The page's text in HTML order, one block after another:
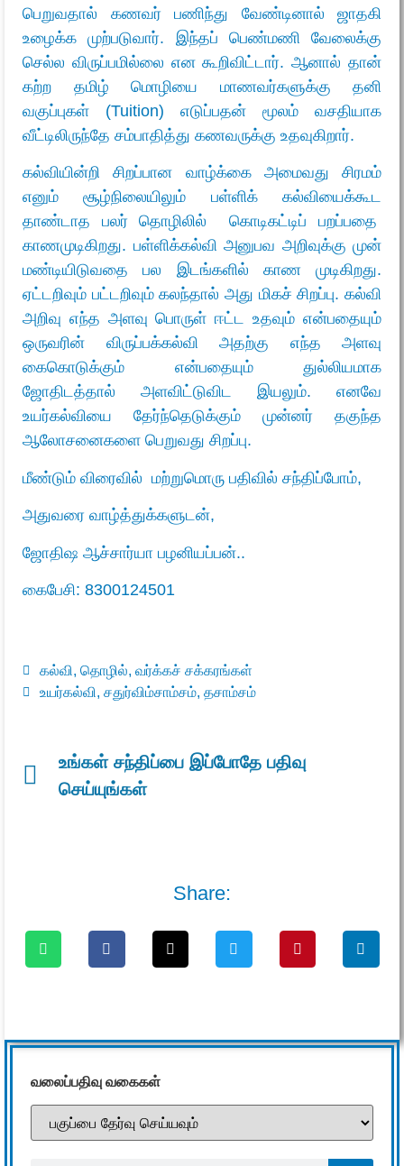
பெறுவதால் கணவர் பணிந்து வேண்டினால் ஜாதகி
உழைக்க முற்படுவார். இந்தப் பெண்மணி வேலைக்கு
செல்ல விருப்பமில்லை என கூறிவிட்டார். ஆனால் தான்
கற்ற தமிழ் மொழியை மாணவர்களுக்கு தனி
வகுப்புகள் (Tuition) எடுப்பதன் மூலம் வசதியாக
வீட்டிலிருந்தே சம்பாதித்து கணவருக்கு உதவுகிறார்.
கல்வியின்றி சிறப்பான வாழ்க்கை அமைவது சிரமம்
எனும் சூழ்நிலையிலும் பள்ளிக் கல்வியைக்கூட
தாண்டாத பலர் தொழிலில் கொடிகட்டிப் பறப்பதை
காணமுடிகிறது. பள்ளிக்கல்வி அனுபவ அறிவுக்கு முன்
மண்டியிடுவதை பல இடங்களில் காண முடிகிறது.
ஏட்டறிவும் பட்டறிவும் கலந்தால் அது மிகச் சிறப்பு. கல்வி
அறிவு எந்த அளவு பொருள் ஈட்ட உதவும் என்பதையும்
ஒருவரின் விருப்பக்கல்வி அதற்கு எந்த அளவு
கைகொடுக்கும் என்பதையும் துல்லியமாக
ஜோதிடத்தால் அளவிட்டுவிட இயலும். எனவே
உயர்கல்வியை தேர்ந்தெடுக்கும் முன்னர் தகுந்த
ஆலோசனைகளை பெறுவது சிறப்பு.
மீண்டும் விரைவில் மற்றுமொரு பதிவில் சந்திப்போம்,
அதுவரை வாழ்த்துக்களுடன்,
ஜோதிஷ ஆச்சார்யா பழனியப்பன்..
கைபேசி: 8300124501
கல்வி, தொழில், வர்க்கச் சக்கரங்கள்
உயர்கல்வி, சதுர்விம்சாம்சம், தசாம்சம்
உங்கள் சந்திப்பை இப்போதே பதிவு
செய்யுங்கள்
Share:
வலைப்பதிவு வகைகள்